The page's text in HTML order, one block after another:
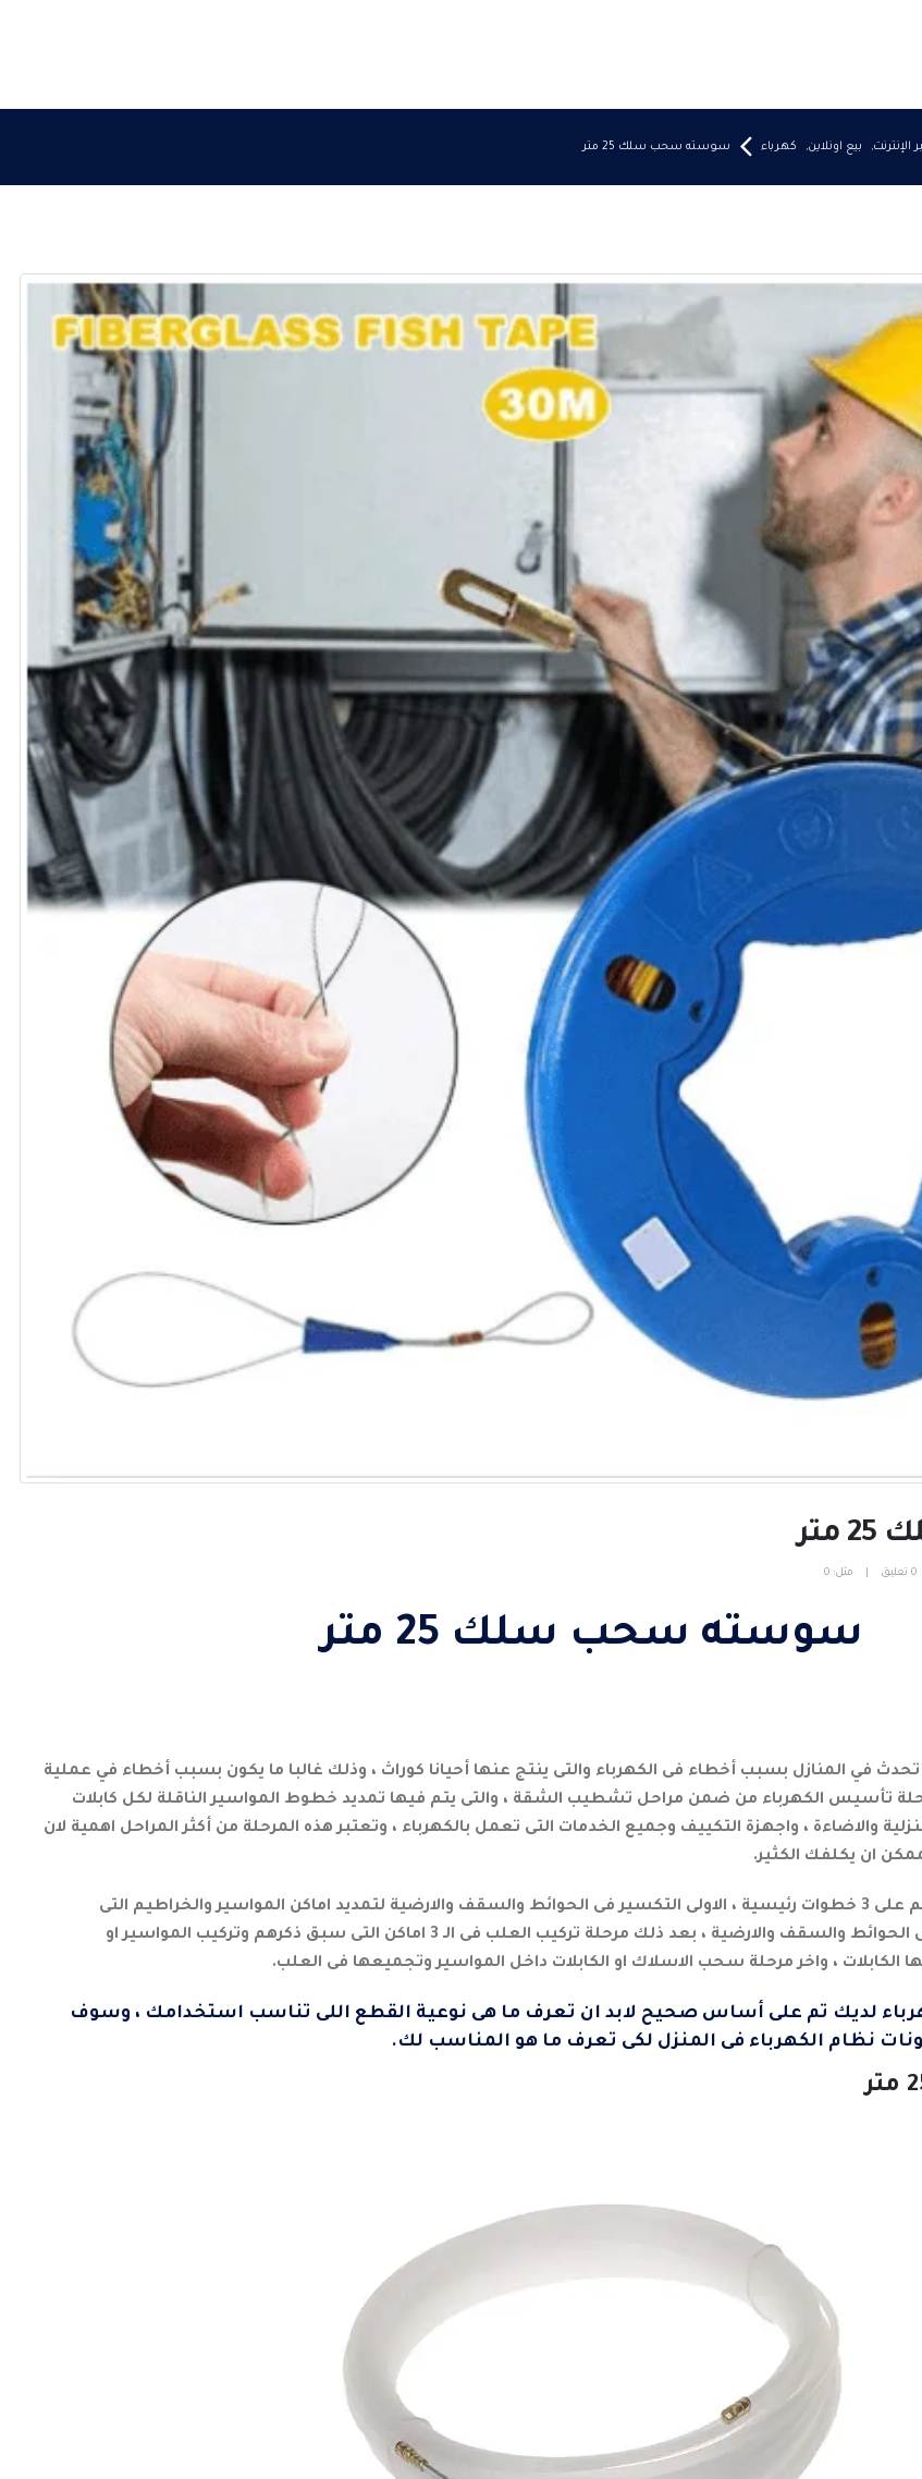
, بيع اونلاين, كهرباء سوسته سحب سلك 25 متر
0 تعليق مثل: 0
سوسته سحب سلك 25 متر
في المنازل بسبب أخطاء فى الكهرباء والتى ينتج عنها أحيانا كوراث ، وذلك غالبا ما يكون بسبب أخطاء في عملية
تأسيس الكهرباء من ضمن مراحل تشطيب الشقة ، والتى يتم فيها تمديد خطوط المواسير الناقلة لكل كابلات
والاضاءة ، واجهزة التكييف وجميع الخدمات التى تعمل بالكهرباء ، وتعتبر هذه المرحلة من أكثر المراحل اهمية لان
ان يكلفك الكثير.
كما نعرف ان تأسيس الكهرباء يتم على 3 خطوات رئيسية ، الاولى التكسير فى الحوائط والسقف والارضية لتمديد اماكن المواسير والخراطيم التى
بداخلها الكابلات وتركيب العلب فى الحوائط والسقف والارضية ، بعد ذلك مرحلة تركيب العلب فى الـ 3 اماكن التى سبق ذكرهم وتركيب المواسير او
الكابلات ، واخر مرحلة سحب الاسلاك او الكابلات داخل المواسير وتجميعها فى العلب.
لديك تم على أساس صحيح لابد ان تعرف ما هى نوعية القطع اللى تناسب استخدامك ، وسوف
نظام الكهرباء فى المنزل لكى تعرف ما هو المناسب لك.